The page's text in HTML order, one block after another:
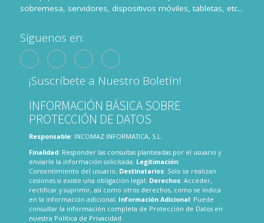
sobremesa, servidores, dispositivos móviles, tabletas, etc...
Síguenos en:
¡Suscríbete a Nuestro Boletín!
INFORMACIÓN BÁSICA SOBRE
PROTECCIÓN DE DATOS
Responsable: INCOMAZ INFORMATICA, S.L.
Finalidad: Responder las consultas planteadas por el usuario y
enviarle la información solicitada; Legitimación:
Consentimiento del usuario; Destinatarios: Solo se realizan
cesiones si existe una obligación legal; Derechos: Acceder,
rectificar y suprimir, así como otros derechos, como se indica
en la información adicional; Información Adicional: Puede
consultar la información completa de Protección de Datos en
nuestra Política de Privacidad